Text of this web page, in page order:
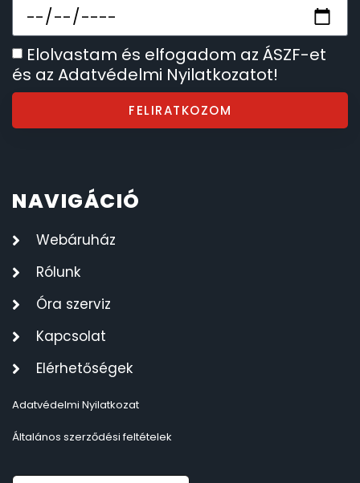
Elolvastam és elfogadom az ÁSZF-et
és az Adatvédelmi Nyilatkozatot!
FELIRATKOZOM
NAVIGÁCIÓ
Webáruház
Rólunk
Óra szerviz
Kapcsolat
Elérhetőségek
Adatvédelmi Nyilatkozat
Általános szerződési feltételek